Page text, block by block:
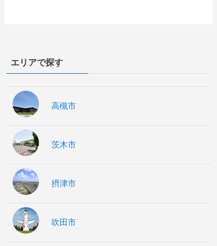
エリアで探す
高槻市
茨木市
摂津市
吹田市